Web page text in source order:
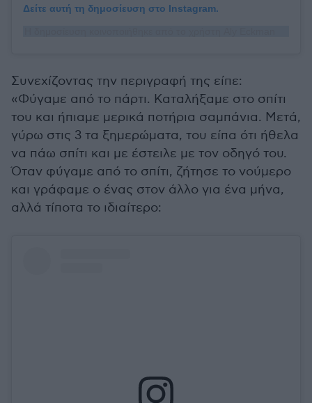
Δείτε αυτή τη δημοσίευση στο Instagram.
Συνεχίζοντας την περιγραφή της είπε:
«Φύγαμε από το πάρτι. Καταλήξαμε στο σπίτι
του και ήπιαμε μερικά ποτήρια σαμπάνια. Μετά,
γύρω στις 3 τα ξημερώματα, του είπα ότι ήθελα
να πάω σπίτι και με έστειλε με τον οδηγό του.
Όταν φύγαμε από το σπίτι, ζήτησε το νούμερο
και γράφαμε ο ένας στον άλλο για ένα μήνα,
αλλά τίποτα το ιδιαίτερο: